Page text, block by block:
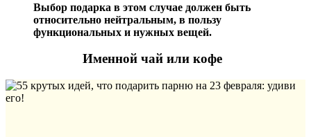
Выбор подарка в этом случае должен быть
относительно нейтральным, в пользу
функциональных и нужных вещей.
Именной чай или кофе